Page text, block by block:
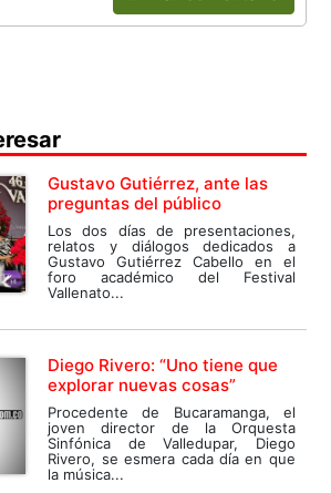
Gustavo Gutiérrez, ante las
preguntas del público
Los dos días de presentaciones,
relatos y diálogos dedicados a
Gustavo Gutiérrez Cabello en el
foro académico del Festival
Vallenato...
Diego Rivero: “Uno tiene que
explorar nuevas cosas”
Procedente de Bucaramanga, el
joven director de la Orquesta
Sinfónica de Valledupar, Diego
Rivero, se esmera cada día en que
la música...